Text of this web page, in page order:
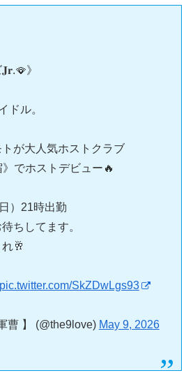
》
ドル。
が大人気ホストクラブ
でホストデビュー🔥
）21時出勤
ちしてます。
🥂
pic.twitter.com/SkZDwLgs93
曹 】 (@the9love) May 9, 2026